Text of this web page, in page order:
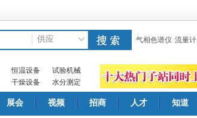
供应 气相色谱仪 流量计
恒温设备
试验机械
干燥设备 水分测定
展会 视频 招商 人才 知道